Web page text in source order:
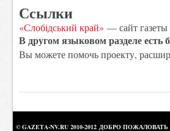
Ссылки
«Слобідський край» — сайт газеты
В другом языковом разделе есть
Вы можете помочь проекту,
© GAZETA-NV.RU 2010-2012 ДОБРО